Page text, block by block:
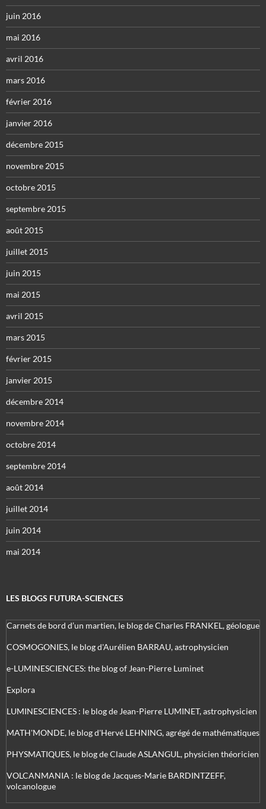
juin 2016
mai 2016
avril 2016
mars 2016
février 2016
janvier 2016
décembre 2015
novembre 2015
octobre 2015
septembre 2015
août 2015
juillet 2015
juin 2015
mai 2015
avril 2015
mars 2015
février 2015
janvier 2015
décembre 2014
novembre 2014
octobre 2014
septembre 2014
août 2014
juillet 2014
juin 2014
mai 2014
LES BLOGS FUTURA-SCIENCES
Carnets de bord d’un martien, le blog de Charles FRANKEL, géologue
COSMOGONIES, le blog d'Aurélien BARRAU, astrophysicien
e-LUMINESCIENCES: the blog of Jean-Pierre Luminet
Explora
LUMINESCIENCES : le blog de Jean-Pierre LUMINET, astrophysicien
MATH'MONDE, le blog d'Hervé LEHNING, agrégé de mathématiques
PHYSMATIQUES, le blog de Claude ASLANGUL, physicien théoricien
VOLCANMANIA : le blog de Jacques-Marie BARDINTZEFF,
volcanologue